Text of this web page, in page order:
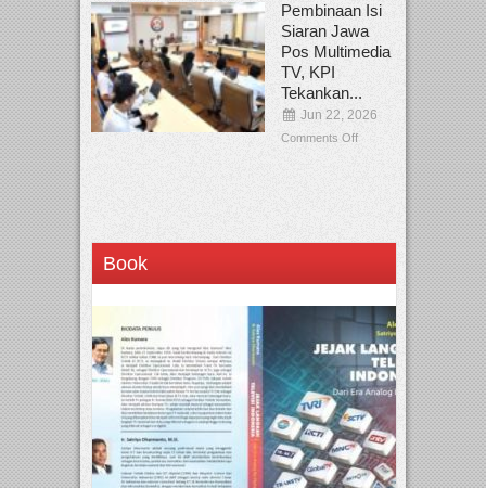
Pembinaan Isi
Siaran Jawa
Pos Multimedia
TV, KPI
Tekankan...
Jun 22, 2026
Comments Off
Book